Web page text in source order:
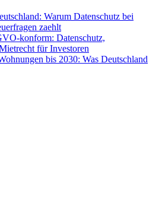
Warum Datenschutz bei
zaehlt
konform: Datenschutz,
für Investoren
bis 2030: Was Deutschland